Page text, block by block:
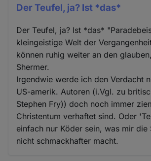
Der Teufel, ja? Ist *das*
Der Teufel, ja? Ist *das*
kleingeistige Welt der
können ruhig weiter an den
Shermer.
Irgendwie werde ich den Verdacht
US-amerik. Autoren (i.Vgl. zu
Stephen Fry)) doch noch immer
Christentum verhaftet sind. Oder
einfach nur Köder sein, was mir die
nicht schmackhafter macht.